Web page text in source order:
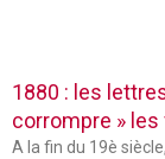
1880 : les
corrompre »
A la fin du 19è